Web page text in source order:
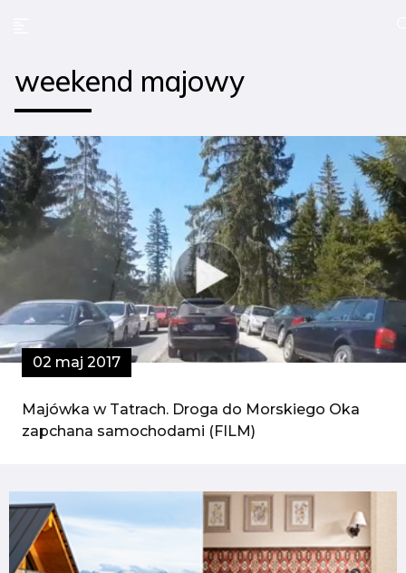
weekend majowy
02 maj 2017
Majówka w Tatrach. Droga do Morskiego Oka
zapchana samochodami (FILM)